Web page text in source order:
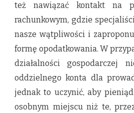
też nawiązać kontakt na
rachunkowym, gdzie
nasze wątpliwości i
formę opodatkowania. W
działalności gospodarczej
oddzielnego konta dla
jednak to uczynić, aby
osobnym miejscu niż te,